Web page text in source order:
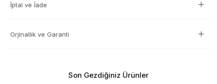
İptal ve İade
Orjinallik ve Garanti
Son Gezdiğiniz Ürünler